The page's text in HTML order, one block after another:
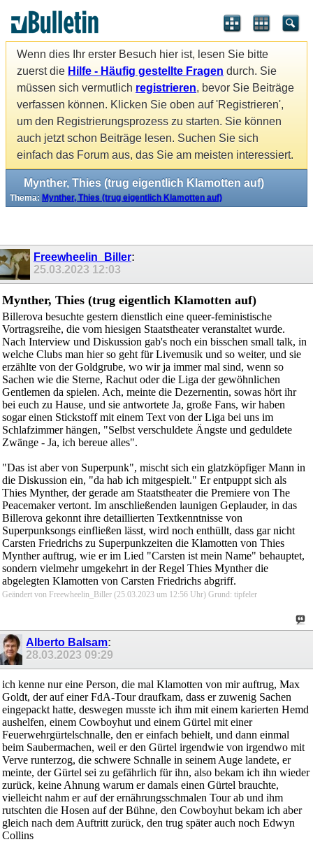
Wenn dies Ihr erster Besuch hier ist, lesen Sie bitte
zuerst die Hilfe - Häufig gestellte Fragen durch. Sie
müssen sich vermutlich registrieren, bevor Sie Beiträge
verfassen können. Klicken Sie oben auf 'Registrieren',
um den Registrierungsprozess zu starten. Sie können
auch jetzt schon Beiträge lesen. Suchen Sie sich
einfach das Forum aus, das Sie am meisten interessiert.
Mynther, Thies (trug eigentlich Klamotten auf)
Thema: Mynther, Thies (trug eigentlich Klamotten auf)
Freewheelin_Biller:
25.03.2023 12:03
Mynther, Thies (trug eigentlich Klamotten auf)
Billerova besuchte gestern dienstlich eine queer-feministische
Vortragsreihe, die vom hiesigen Staatstheater veranstaltet wurde.
Nach Interview und Diskussion gab's noch ein bisschen small talk, in
welche Clubs man hier so geht für Livemusik und so weiter, und sie
erzählte von der Goldgrube, wo wir ja immer mal sind, wenn so
Sachen wie die Sterne, Rachut oder die Liga der gewöhnlichen
Gentlemen da spielen. Ach, meinte die Dezernentin, sowas hört ihr
bei euch zu Hause, und sie antwortete Ja, große Fans, wir haben
sogar einen Stickstoff mit einem Text von der Liga bei uns im
Schlafzimmer hängen, "Selbst verschuldete Ängste und geduldete
Zwänge - Ja, ich bereue alles".
"Das ist aber von Superpunk", mischt sich ein glatzköpfiger Mann in
die Diskussion ein, "da hab ich mitgespielt." Er entpuppt sich als
Thies Mynther, der gerade am Staatstheater die Premiere von The
Peacemaker vertont. Im anschließenden launigen Geplauder, in das
Billerova gekonnt ihre detaillierten Textkenntnisse von
Superpunksongs einfließen lässt, wird noch enthüllt, dass gar nicht
Carsten Friedrichs zu Superpunkzeiten die Klamotten von Thies
Mynther auftrug, wie er im Lied "Carsten ist mein Name" behauptet,
sondern vielmehr umgekehrt in der Regel Thies Mynther die
abgelegten Klamotten von Carsten Friedrichs abgriff.
Geändert von Freewheelin_Biller (25.03.2023 um 12:56 Uhr) Grund: tipfeler
Alberto Balsam:
28.03.2023 09:29
ich kenne nur eine Person, die mal Klamotten von mir auftrug, Max
Goldt, der auf einer FdA-Tour draufkam, dass er zuwenig Sachen
eingepackt hatte, deswegen musste ich ihm mit einem karierten Hemd
aushelfen, einem Cowboyhut und einem Gürtel mit einer
Feuerwehrgürtelschnalle, den er einfach behielt, und dann einmal
beim Saubermachen, weil er den Gürtel irgendwie von irgendwo mit
Verve runterzog, die schwere Schnalle in seinem Auge landete, er
meinte, der Gürtel sei zu gefährlich für ihn, also bekam ich ihn wieder
zurück, keine Ahnung warum er damals einen Gürtel brauchte,
vielleicht nahm er auf der ernährungsschmalen Tour ab und ihm
rutschten die Hosen auf der Bühne, den Cowboyhut bekam ich aber
gleich nach dem Auftritt zurück, den trug später auch noch Edwyn
Collins